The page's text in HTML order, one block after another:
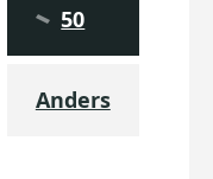
50
Anders